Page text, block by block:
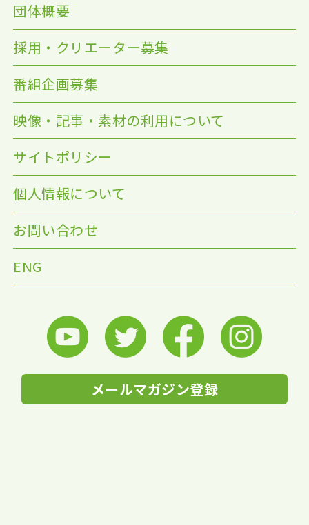
団体概要
採用・クリエーター募集
番組企画募集
映像・記事・素材の利用について
サイトポリシー
個人情報について
お問い合わせ
ENG
メールマガジン登録